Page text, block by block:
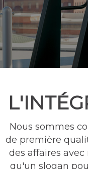
Nous sommes
de première
des affaires
qu'un slogan